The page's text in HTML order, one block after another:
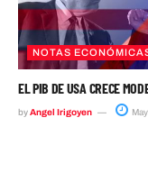
NOTAS
EL PIB DE USA CRECE
byAngel Irigoyen